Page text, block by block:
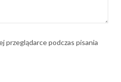
przeglądarce podczas pisania